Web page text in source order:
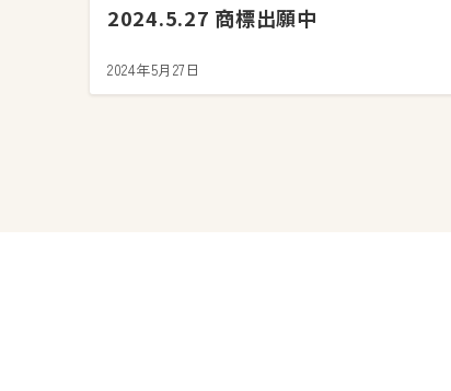
2024.5.27 商標出願中
2024年5月27日